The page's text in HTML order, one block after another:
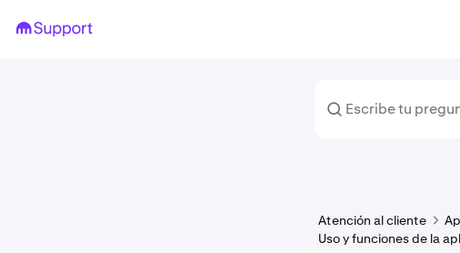
Atención al cliente
Uso y funciones de la